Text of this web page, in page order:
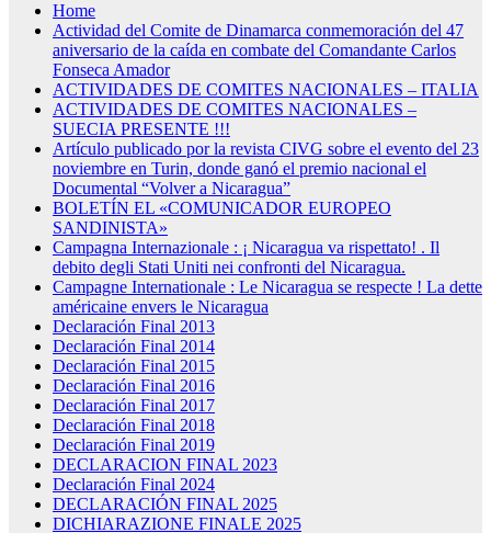
Home
Actividad del Comite de Dinamarca conmemoración del 47
aniversario de la caída en combate del Comandante Carlos
Fonseca Amador
ACTIVIDADES DE COMITES NACIONALES – ITALIA
ACTIVIDADES DE COMITES NACIONALES –
SUECIA PRESENTE !!!
Artículo publicado por la revista CIVG sobre el evento del 23
noviembre en Turin, donde ganó el premio nacional el
Documental “Volver a Nicaragua”
BOLETÍN EL «COMUNICADOR EUROPEO
SANDINISTA»
Campagna Internazionale : ¡ Nicaragua va rispettato! . Il
debito degli Stati Uniti nei confronti del Nicaragua.
Campagne Internationale : Le Nicaragua se respecte ! La dette
américaine envers le Nicaragua
Declaración Final 2013
Declaración Final 2014
Declaración Final 2015
Declaración Final 2016
Declaración Final 2017
Declaración Final 2018
Declaración Final 2019
DECLARACION FINAL 2023
Declaración Final 2024
DECLARACIÓN FINAL 2025
DICHIARAZIONE FINALE 2025